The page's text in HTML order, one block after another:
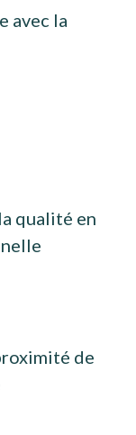
avec la
qualité en
de